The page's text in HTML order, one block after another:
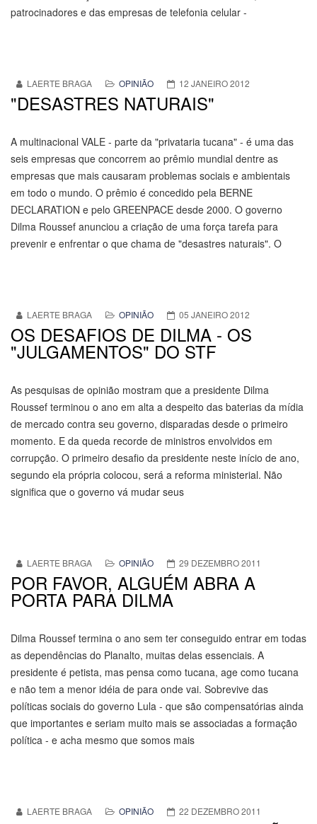
patrocinadores e das empresas de telefonia celular -
LAERTE BRAGA OPINIÃO 12 JANEIRO 2012
"DESASTRES NATURAIS"
A multinacional VALE - parte da "privataria tucana" - é uma das
seis empresas que concorrem ao prêmio mundial dentre as
empresas que mais causaram problemas sociais e ambientais
em todo o mundo. O prêmio é concedido pela BERNE
DECLARATION e pelo GREENPACE desde 2000. O governo
Dilma Roussef anunciou a criação de uma força tarefa para
prevenir e enfrentar o que chama de "desastres naturais". O
LAERTE BRAGA OPINIÃO 05 JANEIRO 2012
OS DESAFIOS DE DILMA - OS
"JULGAMENTOS" DO STF
As pesquisas de opinião mostram que a presidente Dilma
Roussef terminou o ano em alta a despeito das baterias da mídia
de mercado contra seu governo, disparadas desde o primeiro
momento. E da queda recorde de ministros envolvidos em
corrupção. O primeiro desafio da presidente neste início de ano,
segundo ela própria colocou, será a reforma ministerial. Não
significa que o governo vá mudar seus
LAERTE BRAGA OPINIÃO 29 DEZEMBRO 2011
POR FAVOR, ALGUÉM ABRA A
PORTA PARA DILMA
Dilma Roussef termina o ano sem ter conseguido entrar em todas
as dependências do Planalto, muitas delas essenciais. A
presidente é petista, mas pensa como tucana, age como tucana
e não tem a menor idéia de para onde vai. Sobrevive das
políticas sociais do governo Lula - que são compensatórias ainda
que importantes e seriam muito mais se associadas a formação
política - e acha mesmo que somos mais
LAERTE BRAGA OPINIÃO 22 DEZEMBRO 2011